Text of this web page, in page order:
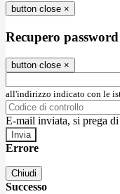
button close ×
Recupero password
button close ×
all'indirizzo indicato con le
E-mail inviata, si prega
Errore
Chiudi
Successo